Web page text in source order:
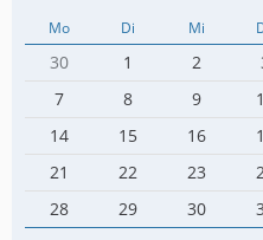
Mo Di Mi
30 1 2
7
8 9
14
15 16
21
22 23
28
29 30